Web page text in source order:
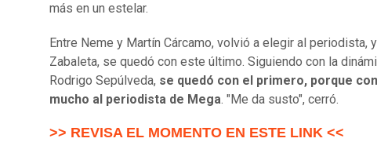
más en un estelar.
Entre Neme y Martín Cárcamo, volvió a elegir al periodista,
Zabaleta, se quedó con este último. Siguiendo con la
Rodrigo Sepúlveda, se quedó con el primero, porque
mucho al periodista de Mega. "Me da susto", cerró.
>> REVISA EL MOMENTO EN ESTE LINK <<